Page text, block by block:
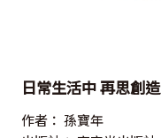
日常生活中 再思創造
作者： 孫寶年